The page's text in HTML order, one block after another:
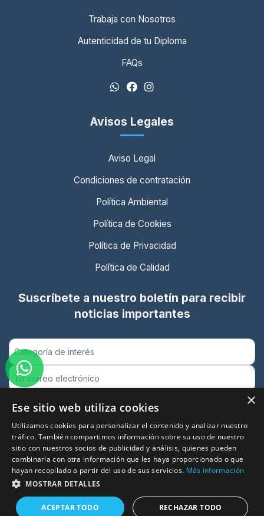
Trabaja con Nosotros
Autenticidad de tu Diploma
FAQs
Avisos Legales
Aviso Legal
Condiciones de contratación
Política Ambiental
Política de Cookies
Política de Privacidad
Política de Calidad
Suscríbete a nuestro boletín para recibir
noticias importantes
Suscribirse
Entidad certificada ISO 9001:2015
Garantía de calidad en formación presencial y online
© 2026 Puntua. Todos los derechos reservados.
×
Ese sitio web utiliza cookies
Utilizamos cookies para personalizar el contenido y analizar nuestro
tráfico. También compartimos información sobre su uso de nuestro
sitio con nuestros socios de publicidad y análisis, quienes pueden
combinarla con otra información que les haya proporcionado o que
hayan recopilado a partir del uso de sus servicios. Más información
MOSTRAR DETALLES
ACEPTAR TODO RECHAZAR TODO